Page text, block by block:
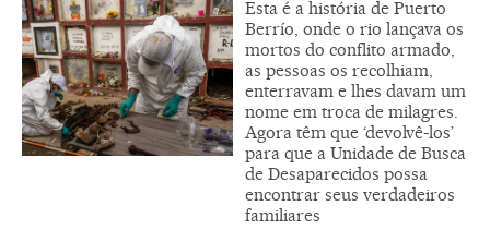
Esta é a história de Puerto
Berrío, onde o rio lançava os
mortos do conflito armado,
as pessoas os recolhiam,
enterravam e lhes davam um
nome em troca de milagres.
Agora têm que ‘devolvê-los’
para que a Unidade de Busca
de Desaparecidos possa
encontrar seus verdadeiros
familiares